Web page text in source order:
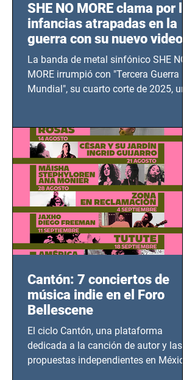
SHE NO MORE clama por las
infancias atrapadas en la
guerra con su nuevo video
TERCERA GUERRA
MUNDIAL
La banda de metal sinfónico SHE NO
MORE irrumpió con "Tercera Guerra
Mundial", su cuarto corte de 2025, un
bélicos.
Cantón: 7 conciertos de
música indie en el Foro
Bellescene
El ciclo Cantón, una plataforma
dedicada a la canción de autor y las
propuestas independientes en México,